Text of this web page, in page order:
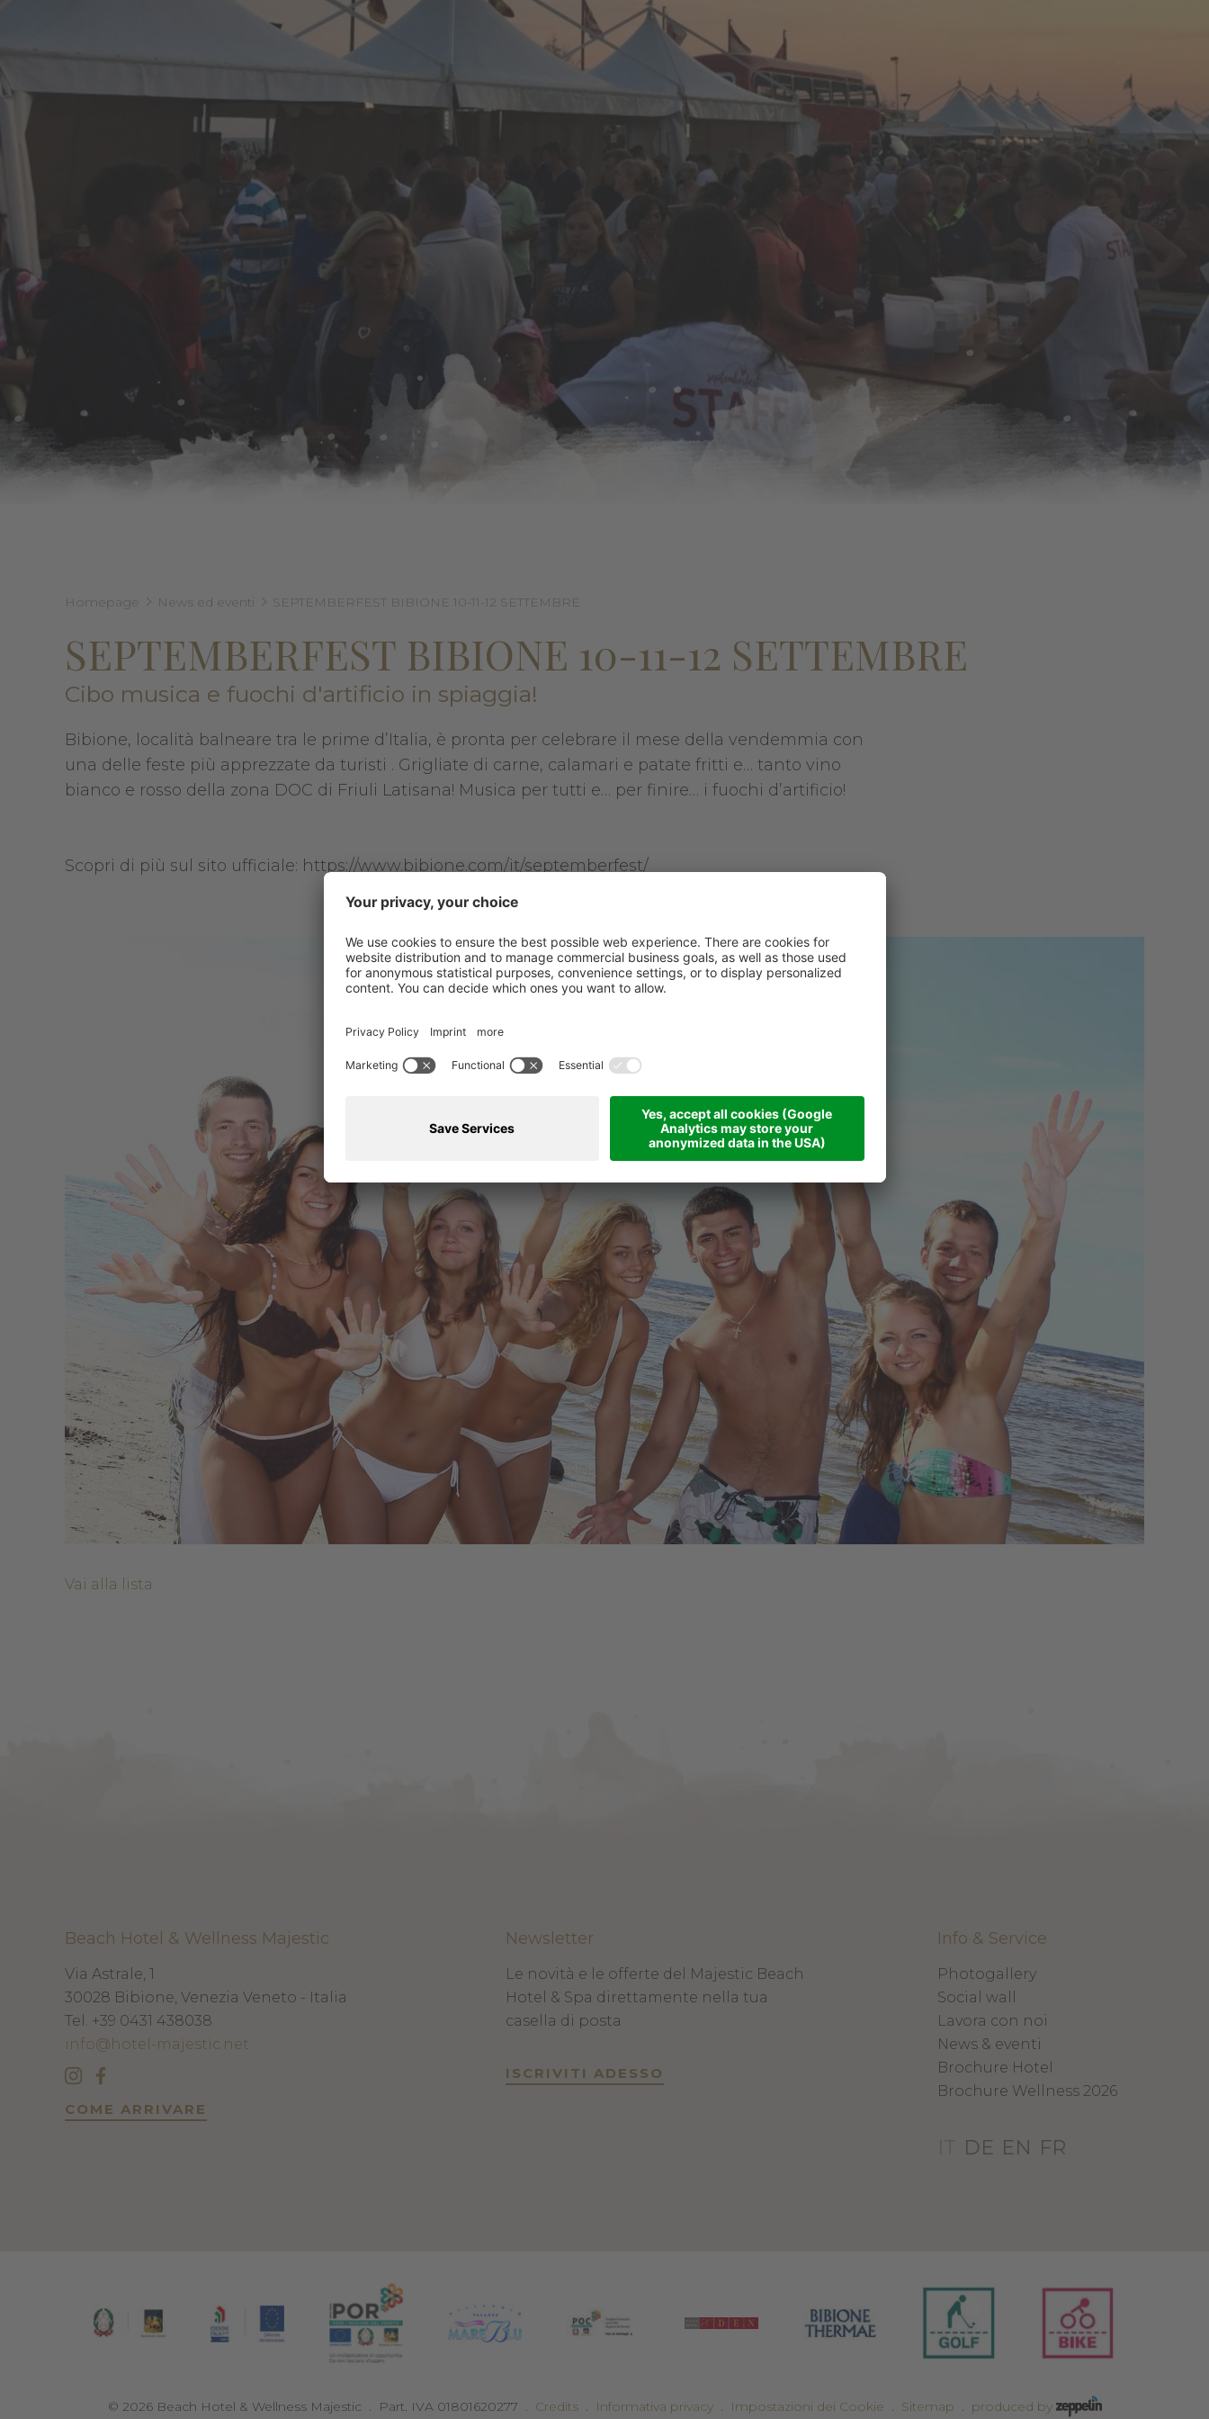
Homepage News ed eventi SEPTEMBERFEST BIBIONE 10-11-12 SETTEMBRE
SEPTEMBERFEST BIBIONE 10-11-12 SETTEMBRE
Cibo musica e fuochi d'artificio in spiaggia!
Bibione, località balneare tra le prime d’Italia, è pronta per celebrare il mese della vendemmia con
una delle feste più apprezzate da turisti . Grigliate di carne, calamari e patate fritti e… tanto vino
bianco e rosso della zona DOC di Friuli Latisana! Musica per tutti e… per finire… i fuochi d’artificio!
Scopri di più sul sito ufficiale: https://www.bibione.com/it/septemberfest/
Vai alla lista
Beach Hotel & Wellness Majestic
Via Astrale, 1
30028 Bibione, Venezia Veneto - Italia
Tel. +39 0431 438038
info@hotel-majestic.net
COME ARRIVARE
Newsletter
Le novità e le offerte del Majestic Beach
Hotel & Spa direttamente nella tua
casella di posta
ISCRIVITI ADESSO
Info & Service
Photogallery
Social wall
Lavora con noi
News & eventi
Brochure Hotel
Brochure Wellness 2026
DE EN FR
© 2026 Beach Hotel & Wellness Majestic . Part. IVA 01801620277 . Credits . Informativa privacy . Impostazioni dei Cookie . Sitemap . produced by